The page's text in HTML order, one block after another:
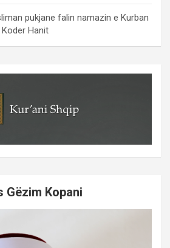
pukjane falin namazin e Kurban
Hanit
Gëzim Kopani